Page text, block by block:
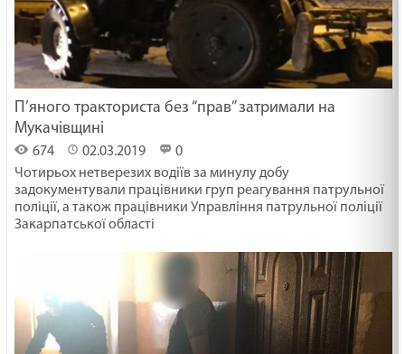
П’яного тракториста без “прав” затримали на
Мукачівщині
674 02.03.2019
0
Чотирьох нетверезих водіїв за минулу добу
задокументували працівники груп реагування патрульної
поліції, а також працівники Управління патрульної поліції
Закарпатської області